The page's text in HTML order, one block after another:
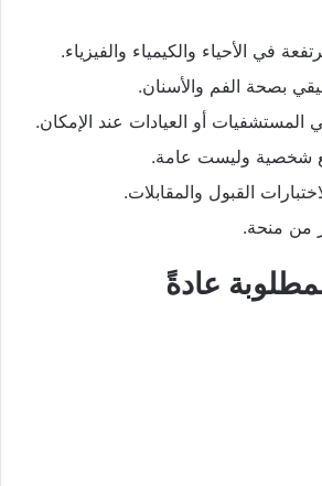
في الأحياء والكيمياء والفيزياء.
بصحة الفم والأسنان.
المستشفيات أو العيادات عند الإمكان.
شخصية وليست عامة.
القبول والمقابلات.
من منحة.
عادةً